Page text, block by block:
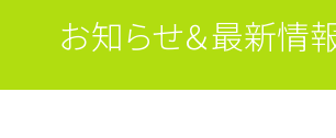
お知らせ＆最新情